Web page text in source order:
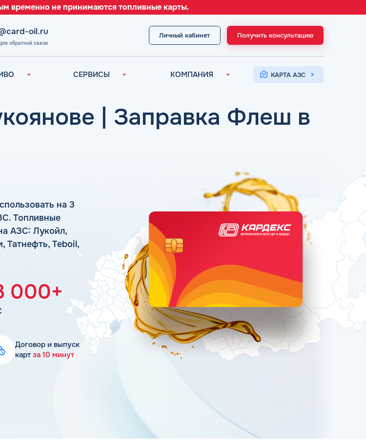
временно не принимаются топливные карты.
oil.ru
обратной связи
Личный кабинет Получить консультацию
бренды
топлива
и ДТ
СЕРВИСЫ
Документооборот
(ЭДО)
КОМПАНИЯ КАРТА АЗС
| Заправка Флеш в
на 3
Топливные
АЗС: Лукойл,
Татнефть, Teboil,
000+
Договор и выпуск
карт за 10 минут